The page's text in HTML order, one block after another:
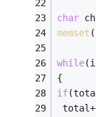
char
memset
while
{
if